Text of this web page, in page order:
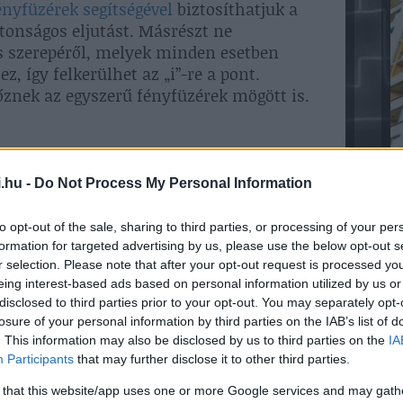
- Do Not Process My Personal Information
opt-out of the sale, sharing to third parties, or processing of your
for targeted advertising by us, please use the below opt-out
selection. Please note that after your opt-out request is processed
interest-based ads based on personal information utilized by us
to third parties prior to your opt-out. You may separately
of your personal information by third parties on the IAB’s list of
This information may also be disclosed by us to third parties on the
Participants that may further disclose it to other third parties.
that this website/app uses one or more Google services and may
segítségével biztosíthatjuk a
eljutást. Másrészt ne
melyek minden esetben
így felkerülhet az „i”-re a pont.
az egyszerű fényfüzérek mögött is.
a kertben. Legyen szó akár egy
a még a kerti bútor is szóba jöhet.
csak azért, mert kezd
a kerti elemeket LED fényfüzérekkel
szempontjából is remek
köszönhetően színes, vibráló és
a fák köré tekerhetőek, a kerti padra
bokron is jól fognak mutatni. A fények
sugárzóvá és otthonossá válik.